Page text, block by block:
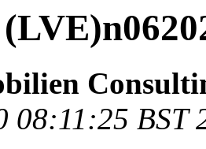
08:11:25 BST